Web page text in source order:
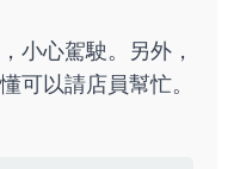
小心駕駛。另外，
可以請店員幫忙。